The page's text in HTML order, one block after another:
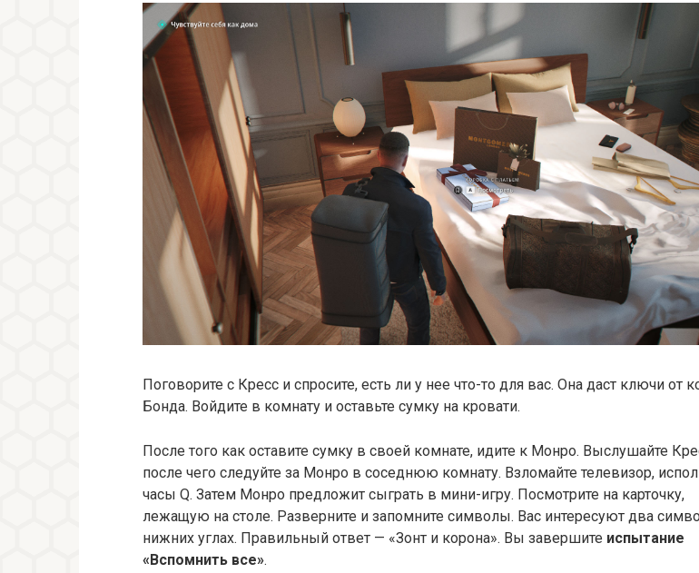
Поговорите с Кресс и спросите, есть ли у нее что-то для вас. Она даст ключи от
Бонда. Войдите в комнату и оставьте сумку на кровати.
После того как оставите сумку в своей комнате, идите к Монро. Выслушайте
после чего следуйте за Монро в соседнюю комнату. Взломайте телевизор,
часы Q. Затем Монро предложит сыграть в мини-игру. Посмотрите на карточку,
лежащую на столе. Разверните и запомните символы. Вас интересуют два
нижних углах. Правильный ответ — «Зонт и корона». Вы завершите испытание
«Вспомнить все».